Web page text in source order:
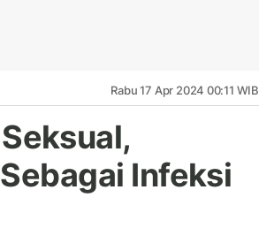
Rabu 17 Apr 2024 00:11 WIB
Infeksi